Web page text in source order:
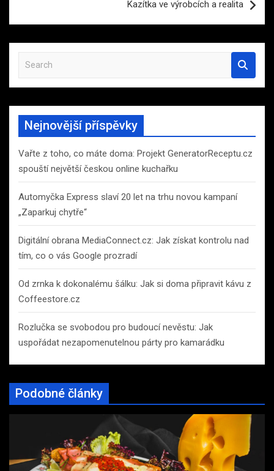
Kazítka ve výrobcích a realita
a
r
h
Nejnovější příspěvky
Vařte z toho, co máte doma: Projekt GeneratorReceptu.cz
spouští největší českou online kuchařku
Automyčka Express slaví 20 let na trhu novou kampaní
„Zaparkuj chytře“
Digitální obrana MediaConnect.cz: Jak získat kontrolu nad
tím, co o vás Google prozradí
Od zrnka k dokonalému šálku: Jak si doma připravit kávu z
Coffeestore.cz
Rozlučka se svobodou pro budoucí nevěstu: Jak
uspořádat nezapomenutelnou párty pro kamarádku
Podobné články